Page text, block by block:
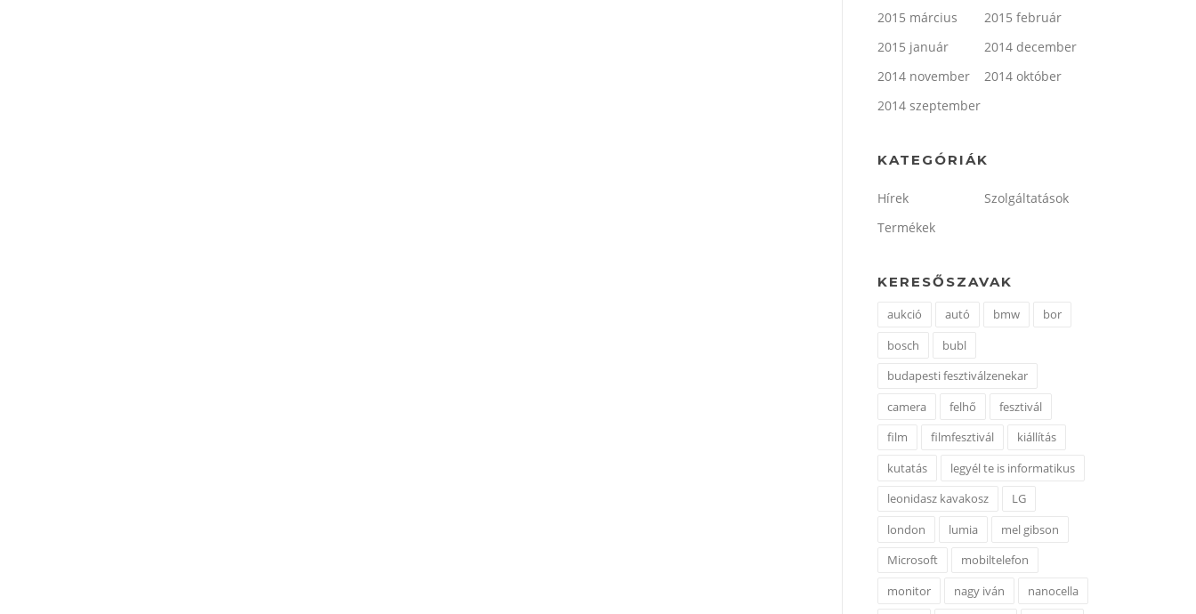
2015 március
2015 február
2015 január
2014 december
2014 november
2014 október
2014 szeptember
KATEGÓRIÁK
Hírek
Szolgáltatások
Termékek
KERESŐSZAVAK
aukció autó bmw
bor
bosch
bubl
budapesti fesztiválzenekar
camera
felhő
fesztivál
film
filmfesztivál
kiállítás
kutatás
legyél te is informatikus
leonidasz kavakosz
LG
london
lumia
mel gibson
Microsoft
mobiltelefon
monitor
nagy iván
nanocella